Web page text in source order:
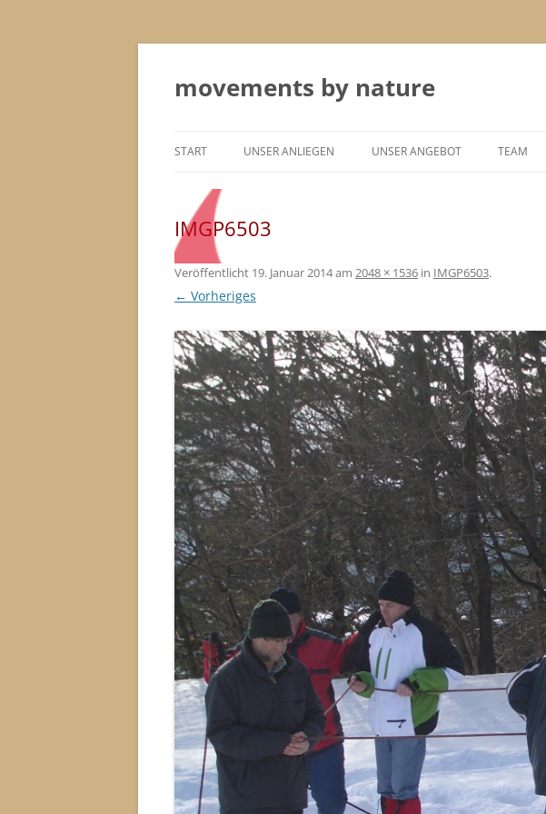
Zum
movements by nature
START UNSER ANLIEGEN UNSER ANGEBOT
TOUREN/WANDERUNGEN
SPECIALS
TEAM
ASTRID
EUGEN
IMGP6503
Veröffentlicht 19. Januar 2014am 2048 × 1536 in IMGP6503.
← Vorheriges